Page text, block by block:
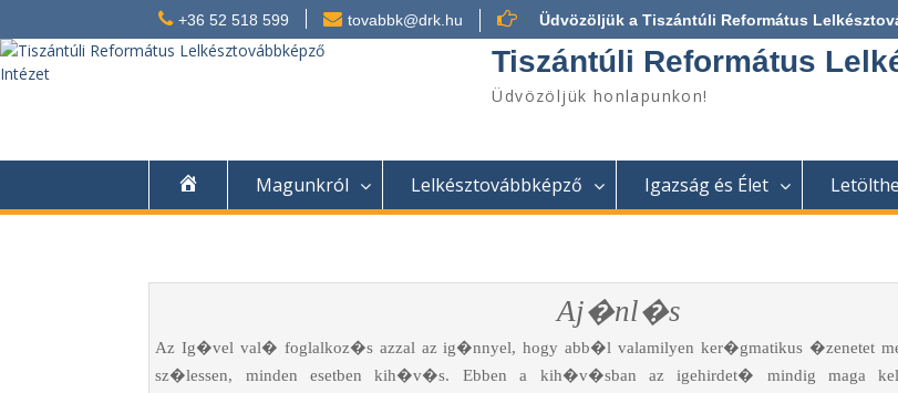
+36 52 518 599 tovabbk@drk.hu Üdvözöljük a Tiszántúli Református
Tiszántúli Református
Üdvözöljük honlapunkon!
Magunkról Lelkésztovábbképző Igazság és Élet
Aj�nl�s
Az Ig�vel val� foglalkoz�s azzal az ig�nnyel, hogy abb�l valamilyen ker�gmatikus �zenetet
sz�lessen, minden esetben kih�v�s. Ebben a kih�v�sban az igehirdet� mindig maga